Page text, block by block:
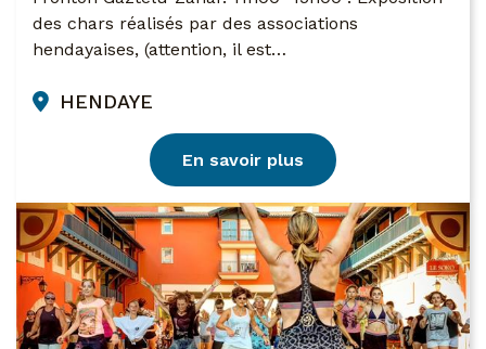
des chars réalisés par des associations
hendayaises, (attention, il est…
HENDAYE
En savoir plus